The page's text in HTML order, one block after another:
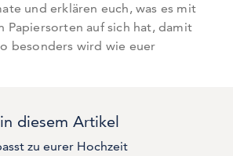
und erklären euch, was es mit
Papiersorten auf sich hat, damit
besonders wird wie euer
diesem Artikel
zu eurer Hochzeit